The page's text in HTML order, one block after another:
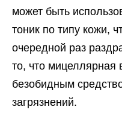
может быть
тоник по типу кожи,
очередной раз
то, что
безобидным
загрязнений.